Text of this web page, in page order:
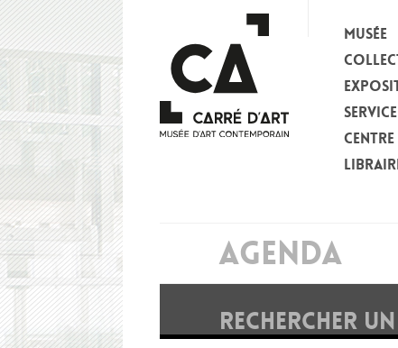
MUSÉE
AGENDA
RECHERCHER